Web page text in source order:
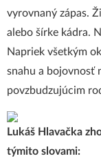
vyrovnaný zápas.
alebo šírke kádra.
Napriek všetkým
snahu a bojovnosť
povzbudzujúcim
Lukáš Hlavačka
týmito slovami: